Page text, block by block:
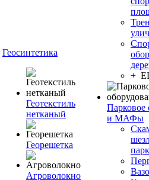
Геосинтетика
Геотекстиль
нетканый
Георешетка
Агроволокно
+
Парковое
и МАФы